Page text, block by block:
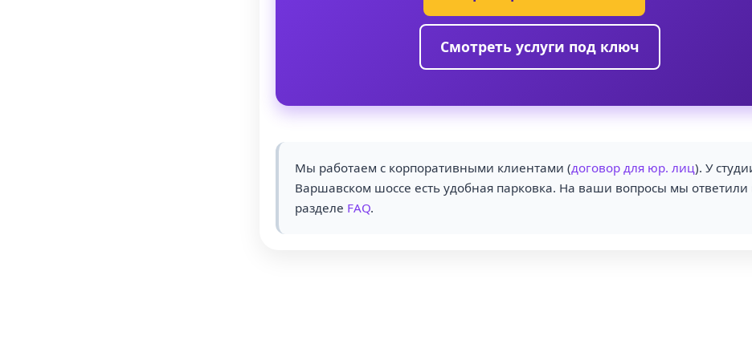
Смотреть услуги под ключ
Мы работаем с корпоративными клиентами (договор для юр. лиц). У
Варшавском шоссе есть удобная парковка. На ваши вопросы мы ответили
разделе FAQ.